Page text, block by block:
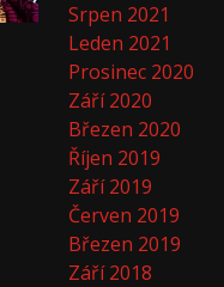
Srpen 2021
Leden 2021
Prosinec 2020
Září 2020
Březen 2020
Říjen 2019
Září 2019
Červen 2019
Březen 2019
Září 2018